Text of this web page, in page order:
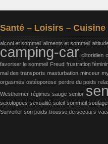
Santé – Loisirs – Cuisine
alcool et sommeil aliments et sommeil
camping-car clitoridien
favoriser le sommeil Freud frustration
mal des transports masturbation minceur
orgasmes ostéoporose perdre du poids
Westheimer régimes sauge senior
sexologues sexualité soleil sommeil
Surveiller son poids trousse de secours